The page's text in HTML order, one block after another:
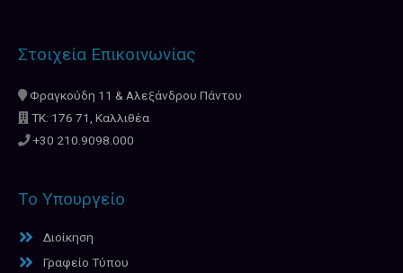
Στοιχεία Επικοινωνίας
Φραγκούδη 11 & Αλεξάνδρου Πάντου
ΤΚ: 176 71, Καλλιθέα
+30 210.9098.000
Το Υπουργείο
Διοίκηση
Γραφείο Τύπου